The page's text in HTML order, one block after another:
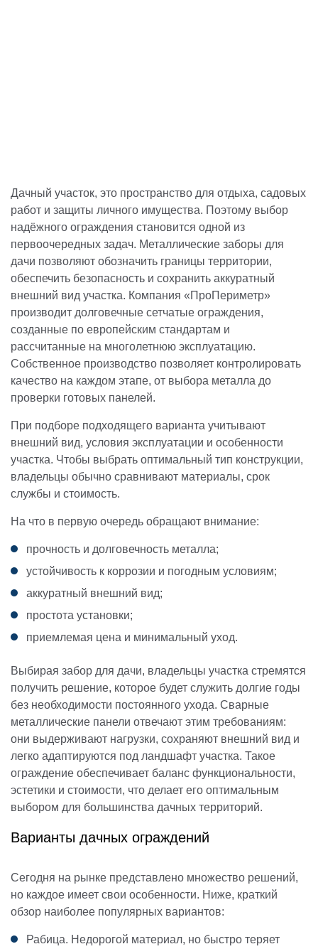
Дачный участок, это пространство для отдыха, садовых
работ и защиты личного имущества. Поэтому выбор
надёжного ограждения становится одной из
первоочередных задач. Металлические заборы для
дачи позволяют обозначить границы территории,
обеспечить безопасность и сохранить аккуратный
внешний вид участка. Компания «ПроПериметр»
производит долговечные сетчатые ограждения,
созданные по европейским стандартам и
рассчитанные на многолетнюю эксплуатацию.
Собственное производство позволяет контролировать
качество на каждом этапе, от выбора металла до
проверки готовых панелей.
При подборе подходящего варианта учитывают
внешний вид, условия эксплуатации и особенности
участка. Чтобы выбрать оптимальный тип конструкции,
владельцы обычно сравнивают материалы, срок
службы и стоимость.
На что в первую очередь обращают внимание:
прочность и долговечность металла;
устойчивость к коррозии и погодным условиям;
аккуратный внешний вид;
простота установки;
приемлемая цена и минимальный уход.
Выбирая забор для дачи, владельцы участка стремятся
получить решение, которое будет служить долгие годы
без необходимости постоянного ухода. Сварные
металлические панели отвечают этим требованиям:
они выдерживают нагрузки, сохраняют внешний вид и
легко адаптируются под ландшафт участка. Такое
ограждение обеспечивает баланс функциональности,
эстетики и стоимости, что делает его оптимальным
выбором для большинства дачных территорий.
Варианты дачных ограждений
Сегодня на рынке представлено множество решений,
но каждое имеет свои особенности. Ниже, краткий
обзор наиболее популярных вариантов:
Рабица. Недорогой материал, но быстро теряет